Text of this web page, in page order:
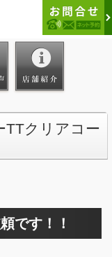
TTクリアコー
です！！